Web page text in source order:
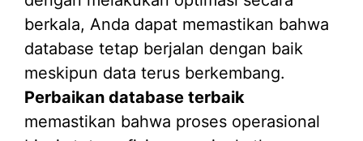
berkala, Anda dapat memastikan bahwa
database tetap berjalan dengan baik
meskipun data terus berkembang.
Perbaikan database terbaik
memastikan bahwa proses operasional